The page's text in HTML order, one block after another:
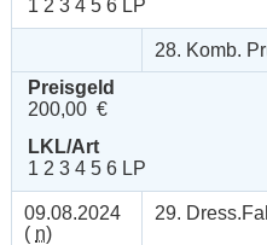
1 2 3 4 5 6 LP
28. Komb.
Preisgeld
200,00 €
LKL/Art
1 2 3 4 5 6 LP
09.08.2024
( n)
29.